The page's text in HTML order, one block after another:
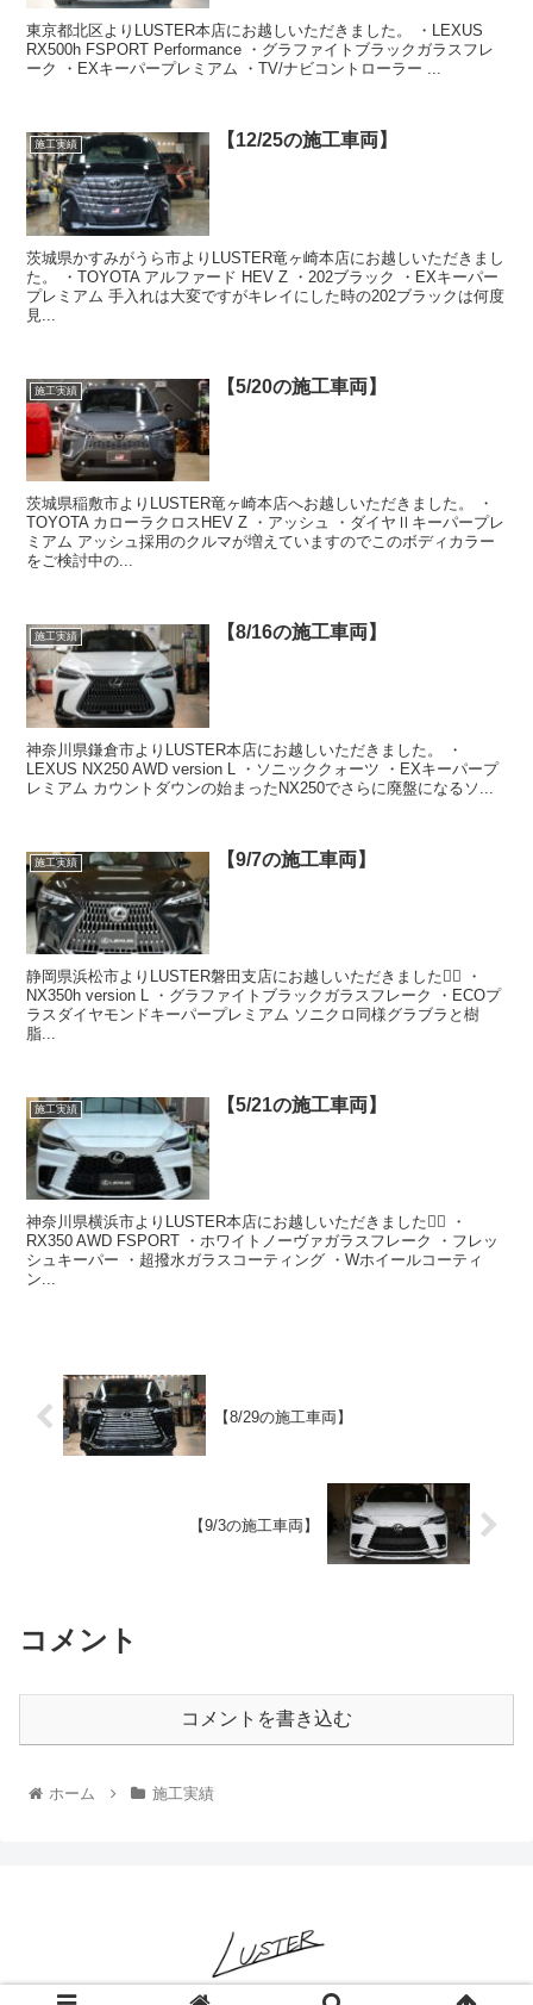
東京都北区よりLUSTER本店にお越しいただきました。 ・LEXUS
RX500h FSPORT Performance ・グラファイトブラックガラスフレ
ーク ・EXキーパープレミアム ・TV/ナビコントローラー ...
施工実績 【12/25の施工車両】
茨城県かすみがうら市よりLUSTER竜ヶ崎本店にお越しいただきまし
た。 ・TOYOTA アルファード HEV Z ・202ブラック ・EXキーパー
プレミアム 手入れは大変ですがキレイにした時の202ブラックは何度
見...
施工実績 【5/20の施工車両】
茨城県稲敷市よりLUSTER竜ヶ崎本店へお越しいただきました。 ・
TOYOTA カローラクロスHEV Z ・アッシュ ・ダイヤⅡキーパープレ
ミアム アッシュ採用のクルマが増えていますのでこのボディカラー
をご検討中の...
施工実績 【8/16の施工車両】
神奈川県鎌倉市よりLUSTER本店にお越しいただきました。 ・
LEXUS NX250 AWD version L ・ソニッククォーツ ・EXキーパープ
レミアム カウントダウンの始まったNX250でさらに廃盤になるソ...
施工実績 【9/7の施工車両】
静岡県浜松市よりLUSTER磐田支店にお越しいただきました🙇‍♂️ ・
NX350h version L ・グラファイトブラックガラスフレーク ・ECOプ
ラスダイヤモンドキーパープレミアム ソニクロ同様グラブラと樹
脂...
施工実績 【5/21の施工車両】
神奈川県横浜市よりLUSTER本店にお越しいただきました🙇‍♂️ ・
RX350 AWD FSPORT ・ホワイトノーヴァガラスフレーク ・フレッ
シュキーパー ・超撥水ガラスコーティング ・Wホイールコーティ
ン...
【8/29の施工車両】
【9/3の施工車両】
コメント
コメントを書き込む
ホーム 施工実績